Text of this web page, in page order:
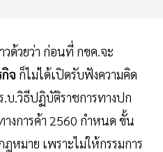
วด้วยว่า ก่อนที่ กขค.จะ
จ ก็ไม่ได้เปิดรับฟังความคิด
บ.วิธีปฏิบัติราชการทางปก
งการค้า 2560 กำหนด ขั้น
หมาย เพราะไม่ให้กรรมการ